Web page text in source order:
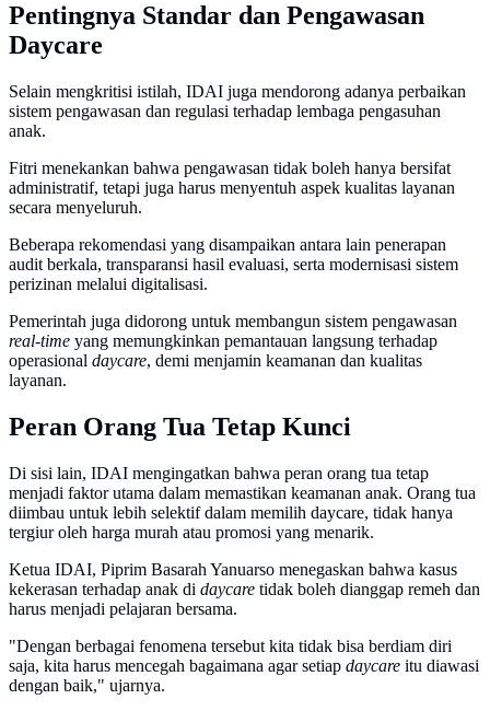
Pentingnya Standar dan Pengawasan
Daycare
Selain mengkritisi istilah, IDAI juga mendorong adanya perbaikan
sistem pengawasan dan regulasi terhadap lembaga pengasuhan
anak.
Fitri menekankan bahwa pengawasan tidak boleh hanya bersifat
administratif, tetapi juga harus menyentuh aspek kualitas layanan
secara menyeluruh.
Beberapa rekomendasi yang disampaikan antara lain penerapan
audit berkala, transparansi hasil evaluasi, serta modernisasi sistem
perizinan melalui digitalisasi.
Pemerintah juga didorong untuk membangun sistem pengawasan
real-time yang memungkinkan pemantauan langsung terhadap
operasional daycare, demi menjamin keamanan dan kualitas
layanan.
Peran Orang Tua Tetap Kunci
Di sisi lain, IDAI mengingatkan bahwa peran orang tua tetap
menjadi faktor utama dalam memastikan keamanan anak. Orang tua
diimbau untuk lebih selektif dalam memilih daycare, tidak hanya
tergiur oleh harga murah atau promosi yang menarik.
Ketua IDAI, Piprim Basarah Yanuarso menegaskan bahwa kasus
kekerasan terhadap anak di daycare tidak boleh dianggap remeh dan
harus menjadi pelajaran bersama.
"Dengan berbagai fenomena tersebut kita tidak bisa berdiam diri
saja, kita harus mencegah bagaimana agar setiap daycare itu diawasi
dengan baik," ujarnya.